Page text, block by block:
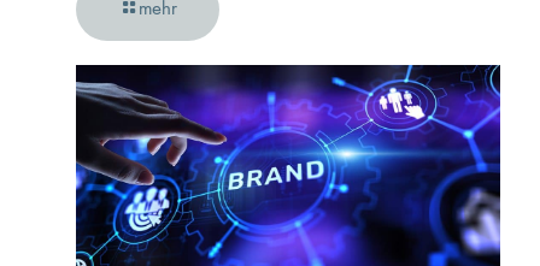
mehr